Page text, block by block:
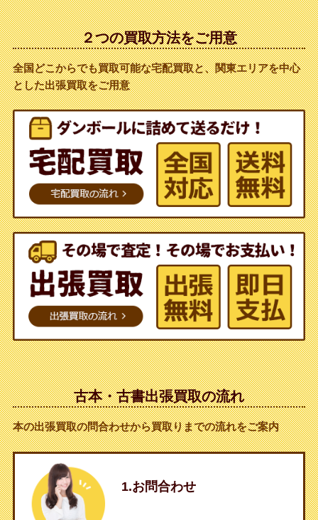
２つの買取方法をご用意
全国どこからでも買取可能な宅配買取と、関東エリアを中心
とした出張買取をご用意
古本・古書出張買取の流れ
本の出張買取の問合わせから買取りまでの流れをご案内
1.お問合わせ